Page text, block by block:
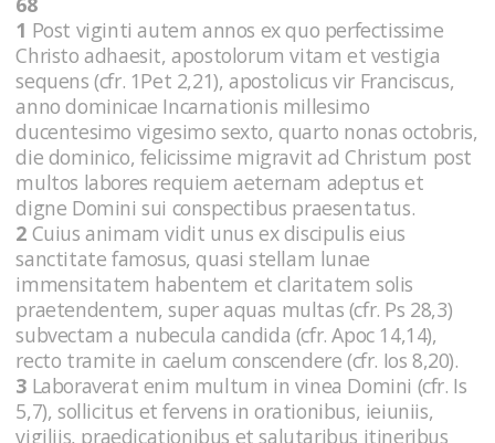
1 Post viginti autem annos ex quo perfectissime
Christo adhaesit, apostolorum vitam et vestigia
sequens (cfr. 1Pet 2,21), apostolicus vir Franciscus,
anno dominicae Incarnationis millesimo
ducentesimo vigesimo sexto, quarto nonas octobris,
die dominico, felicissime migravit ad Christum post
multos labores requiem aeternam adeptus et
digne Domini sui conspectibus praesentatus.
2 Cuius animam vidit unus ex discipulis eius
sanctitate famosus, quasi stellam lunae
immensitatem habentem et claritatem solis
praetendentem, super aquas multas (cfr. Ps 28,3)
subvectam a nubecula candida (cfr. Apoc 14,14),
recto tramite in caelum conscendere (cfr. Ios 8,20).
3 Laboraverat enim multum in vinea Domini (cfr. Is
5,7), sollicitus et fervens in orationibus, ieiuniis,
vigiliis, praedicationibus et salutaribus itineribus